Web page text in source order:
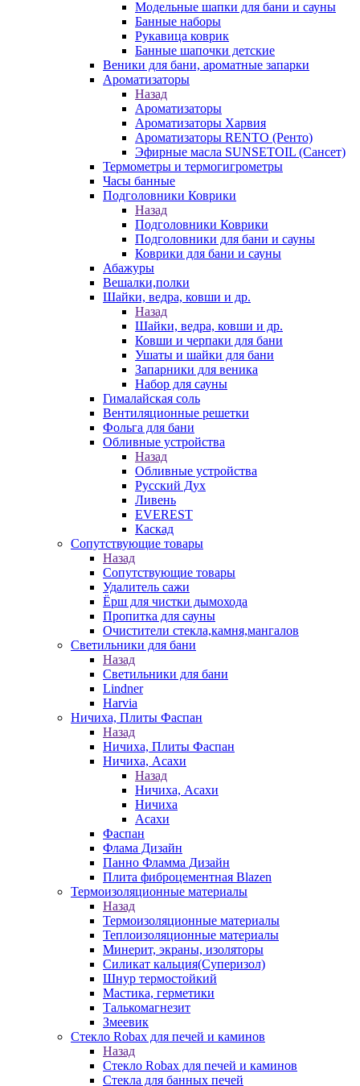
Модельные шапки для бани и сауны
Банные наборы
Рукавица коврик
Банные шапочки детские
Веники для бани, ароматные запарки
Ароматизаторы
Назад
Ароматизаторы
Ароматизаторы Харвия
Ароматизаторы RENTO (Ренто)
Эфирные масла SUNSETOIL (Сансет)
Термометры и термогигрометры
Часы банные
Подголовники Коврики
Назад
Подголовники Коврики
Подголовники для бани и сауны
Коврики для бани и сауны
Абажуры
Вешалки,полки
Шайки, ведра, ковши и др.
Назад
Шайки, ведра, ковши и др.
Ковши и черпаки для бани
Ушаты и шайки для бани
Запарники для веника
Набор для сауны
Гималайская соль
Вентиляционные решетки
Фольга для бани
Обливные устройства
Назад
Обливные устройства
Русский Дух
Ливень
EVEREST
Каскад
Сопутствующие товары
Назад
Сопутствующие товары
Удалитель сажи
Ёрш для чистки дымохода
Пропитка для сауны
Очистители стекла,камня,мангалов
Светильники для бани
Назад
Светильники для бани
Lindner
Harvia
Ничиха, Плиты Фаспан
Назад
Ничиха, Плиты Фаспан
Ничиха, Асахи
Назад
Ничиха, Асахи
Ничиха
Асахи
Фаспан
Флама Дизайн
Панно Фламма Дизайн
Плита фиброцементная Blazen
Термоизоляционные материалы
Назад
Термоизоляционные материалы
Теплоизоляционные материалы
Минерит, экраны, изоляторы
Силикат кальция(Суперизол)
Шнур термостойкий
Мастика, герметики
Талькомагнезит
Змеевик
Стекло Robax для печей и каминов
Назад
Стекло Robax для печей и каминов
Стекла для банных печей